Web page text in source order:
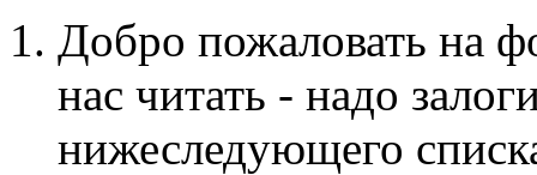
Добро пожаловать на
нас читать - надо
нижеследующего